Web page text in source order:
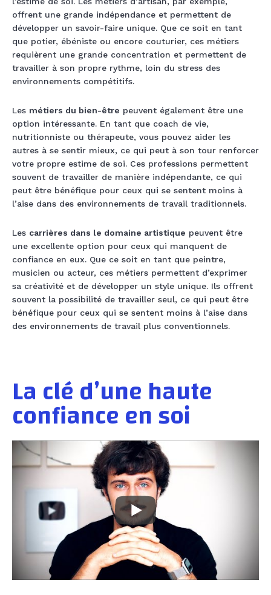
offrent une grande indépendance et permettent de
développer un savoir-faire unique. Que ce soit en tant
que potier, ébéniste ou encore couturier, ces métiers
requièrent une grande concentration et permettent de
travailler à son propre rythme, loin du stress des
environnements compétitifs.
Les métiers du bien-être peuvent également être une
option intéressante. En tant que coach de vie,
nutritionniste ou thérapeute, vous pouvez aider les
autres à se sentir mieux, ce qui peut à son tour renforcer
votre propre estime de soi. Ces professions permettent
souvent de travailler de manière indépendante, ce qui
peut être bénéfique pour ceux qui se sentent moins à
l’aise dans des environnements de travail traditionnels.
Les carrières dans le domaine artistique peuvent être
une excellente option pour ceux qui manquent de
confiance en eux. Que ce soit en tant que peintre,
musicien ou acteur, ces métiers permettent d’exprimer
sa créativité et de développer un style unique. Ils offrent
souvent la possibilité de travailler seul, ce qui peut être
bénéfique pour ceux qui se sentent moins à l’aise dans
des environnements de travail plus conventionnels.
La clé d’une haute
confiance en soi